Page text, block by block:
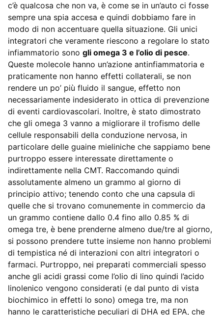
c’è qualcosa che non va, è come se in un’auto ci fosse
sempre una spia accesa e quindi dobbiamo fare in
modo di non accentuare quella situazione. Gli unici
integratori che veramente riescono a regolare lo stato
infiammatorio sono gli omega 3 e l’olio di pesce.
Queste molecole hanno un’azione antinfiammatoria e
praticamente non hanno effetti collaterali, se non
rendere un po’ più fluido il sangue, effetto non
necessariamente indesiderato in ottica di prevenzione
di eventi cardiovascolari. Inoltre, è stato dimostrato
che gli omega 3 vanno a migliorare il trofismo delle
cellule responsabili della conduzione nervosa, in
particolare delle guaine mieliniche che sappiamo bene
purtroppo essere interessate direttamente o
indirettamente nella CMT. Raccomando quindi
assolutamente almeno un grammo al giorno di
principio attivo; tenendo conto che una capsula di
quelle che si trovano comunemente in commercio da
un grammo contiene dallo 0.4 fino allo 0.85 % di
omega tre, è bene prenderne almeno due/tre al giorno,
si possono prendere tutte insieme non hanno problemi
di tempistica né di interazioni con altri integratori o
farmaci. Purtroppo, nei preparati commerciali spesso
anche gli acidi grassi come l’olio di lino quindi l’acido
linolenico vengono considerati (e dal punto di vista
biochimico in effetti lo sono) omega tre, ma non
hanno le caratteristiche peculiari di DHA ed EPA, che